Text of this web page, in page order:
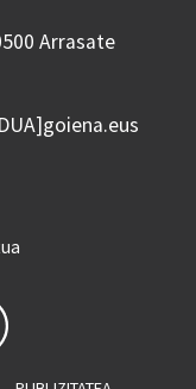
Arrasate